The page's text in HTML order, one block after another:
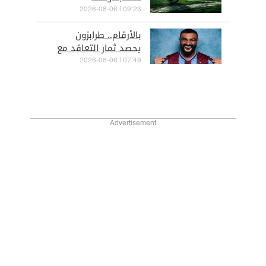
09:23 | 2026-08-06
بالأرقام.. طرابزون
يحصد ثمار التعاقد مع
صلاح
07:49 | 2026-08-06
Advertisement